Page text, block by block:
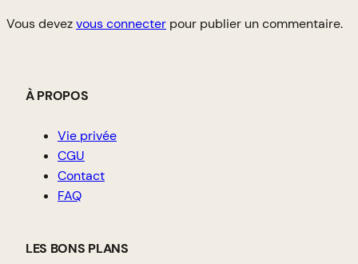
Vous devezvous connecter pour publier un commentaire.
À PROPOS
Vie privée
CGU
Contact
FAQ
LES BONS PLANS